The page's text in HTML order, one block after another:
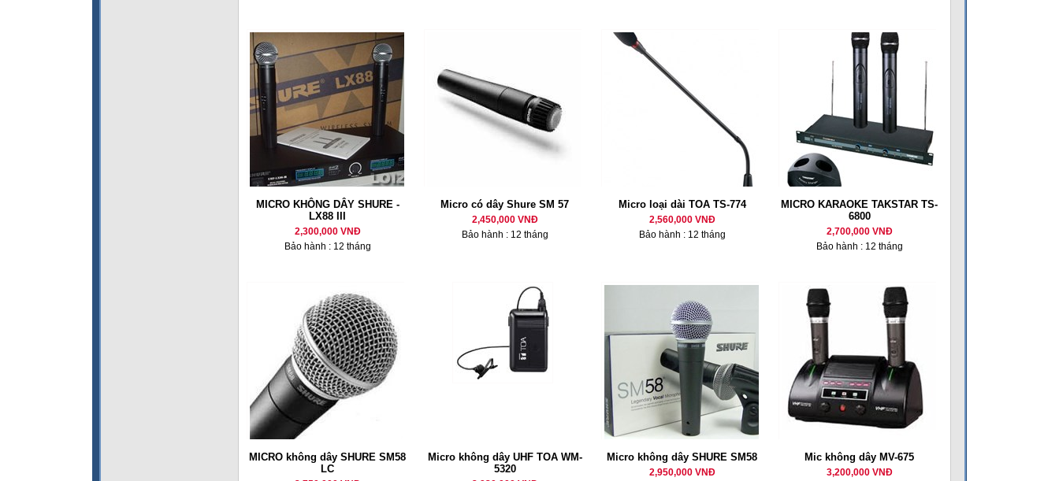
MICRO KHÔNG DÂY SHURE -
LX88 III
2,300,000 VNĐ
Bảo hành : 12 tháng
Micro có dây Shure SM 57
2,450,000 VNĐ
Bảo hành : 12 tháng
Micro loại dài TOA TS-774
2,560,000 VNĐ
Bảo hành : 12 tháng
MICRO KARAOKE TAKSTAR TS-
6800
2,700,000 VNĐ
Bảo hành : 12 tháng
MICRO không dây SHURE SM58
LC
Micro không dây UHF TOA WM-
5320
Micro không dây SHURE SM58
2,950,000 VNĐ
Mic không dây MV-675
3,200,000 VNĐ